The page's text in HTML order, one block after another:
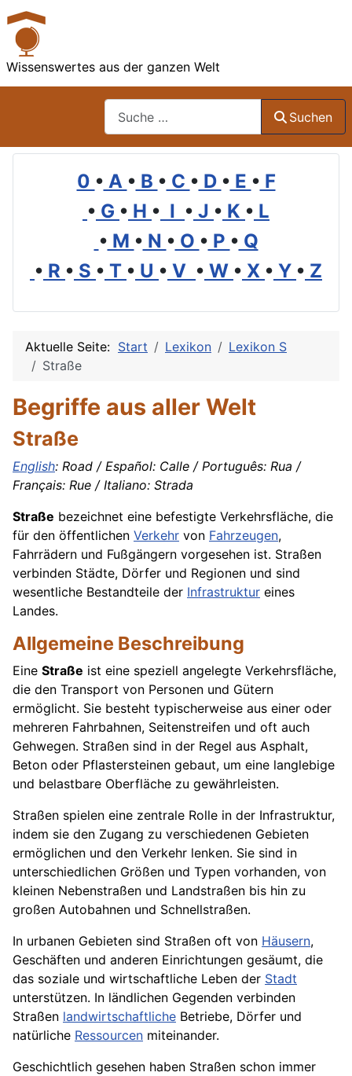
Wissenswertes aus der ganzen Welt
Suchen
0 • A • B • C • D • E • F
• G • H • I • J • K • L
• M • N • O • P • Q
• R • S • T • U • V • W • X • Y • Z
Aktuelle Seite: Start Lexikon
Lexikon S
Straße
Begriffe aus aller Welt
Straße
English: Road / Español: Calle / Português: Rua /
Français: Rue / Italiano: Strada
Straße bezeichnet eine befestigte Verkehrsfläche, die
für den öffentlichen Verkehr von Fahrzeugen,
Fahrrädern und Fußgängern vorgesehen ist. Straßen
verbinden Städte, Dörfer und Regionen und sind
wesentliche Bestandteile der Infrastruktur eines
Landes.
Allgemeine Beschreibung
Eine Straße ist eine speziell angelegte Verkehrsfläche,
die den Transport von Personen und Gütern
ermöglicht. Sie besteht typischerweise aus einer oder
mehreren Fahrbahnen, Seitenstreifen und oft auch
Gehwegen. Straßen sind in der Regel aus Asphalt,
Beton oder Pflastersteinen gebaut, um eine langlebige
und belastbare Oberfläche zu gewährleisten.
Straßen spielen eine zentrale Rolle in der Infrastruktur,
indem sie den Zugang zu verschiedenen Gebieten
ermöglichen und den Verkehr lenken. Sie sind in
unterschiedlichen Größen und Typen vorhanden, von
kleinen Nebenstraßen und Landstraßen bis hin zu
großen Autobahnen und Schnellstraßen.
In urbanen Gebieten sind Straßen oft von Häusern,
Geschäften und anderen Einrichtungen gesäumt, die
das soziale und wirtschaftliche Leben der Stadt
unterstützen. In ländlichen Gegenden verbinden
Straßen landwirtschaftliche Betriebe, Dörfer und
natürliche Ressourcen miteinander.
Geschichtlich gesehen haben Straßen schon immer